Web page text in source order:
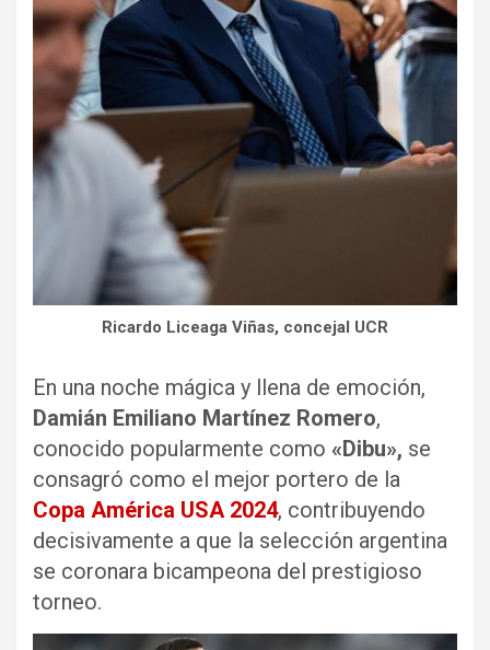
Ricardo Liceaga Viñas, concejal UCR
En una noche mágica y llena de emoción,
Damián Emiliano Martínez Romero,
conocido popularmente como «Dibu», se
consagró como el mejor portero de la
Copa América USA 2024, contribuyendo
decisivamente a que la selección argentina
se coronara bicampeona del prestigioso
torneo.